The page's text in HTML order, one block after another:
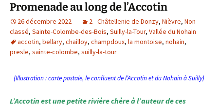
Promenade au long de l’Accotin
26 décembre 2022 2 - Châtellenie de Donzy, Nièvre, Non
classé, Sainte-Colombe-des-Bois, Suilly-la-Tour, Vallée du Nohain
accotin, bellary, chailloy, champdoux, la montoise, nohain,
presle, sainte-colombe, suilly-la-tour
(Illustration : carte postale, le confluent de l’Accotin et du Nohain à Suilly)
L’Accotin est une petite rivière chère à l’auteur de ces